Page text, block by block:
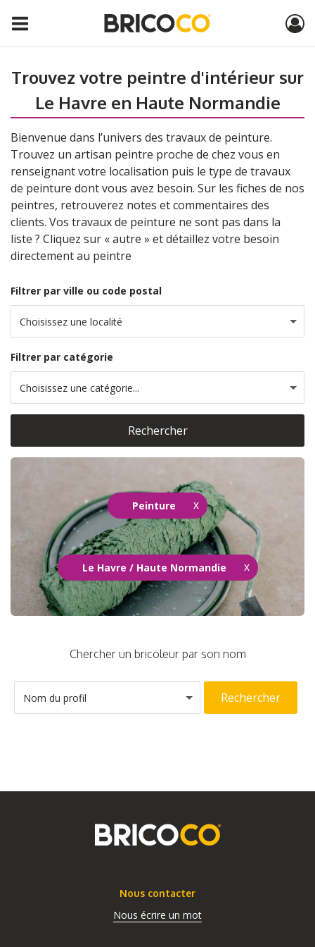
Peinture
Le Havre / Haute Normandie
Trouvez votre peintre d'intérieur sur
Le Havre en Haute Normandie
Bienvenue dans l’univers des travaux de peinture.
Trouvez un artisan peintre proche de chez vous en
renseignant votre localisation puis le type de travaux
de peinture dont vous avez besoin. Sur les fiches de nos
peintres, retrouverez notes et commentaires des
clients. Vos travaux de peinture ne sont pas dans la
liste ? Cliquez sur « autre » et détaillez votre besoin
directement au peintre
Filtrer par ville ou code postal
Choisissez une localité
Filtrer par catégorie
Choisissez une catégorie...
Rechercher
Chercher un bricoleur par son nom
Nom du profil Rechercher
Nous contacter
Nous écrire un mot